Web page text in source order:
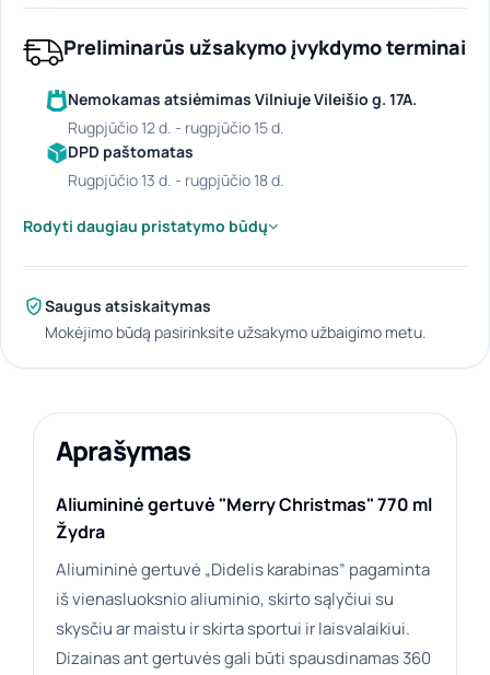
Preliminarūs užsakymo įvykdymo terminai
Nemokamas atsiėmimas Vilniuje Vileišio g. 17A.
rugpjūčio 12 d. - rugpjūčio 15 d.
DPD paštomatas
rugpjūčio 13 d. - rugpjūčio 18 d.
Rodyti daugiau pristatymo būdų
Saugus atsiskaitymas
Mokėjimo būdą pasirinksite užsakymo užbaigimo metu.
Aprašymas
Aliumininė gertuvė "Merry Christmas" 770 ml
Žydra
Aliumininė gertuvė „Didelis karabinas” pagaminta
iš vienasluoksnio aliuminio, skirto sąlyčiui su
skysčiu ar maistu ir skirta sportui ir laisvalaikiui.
Dizainas ant gertuvės gali būti spausdinamas 360